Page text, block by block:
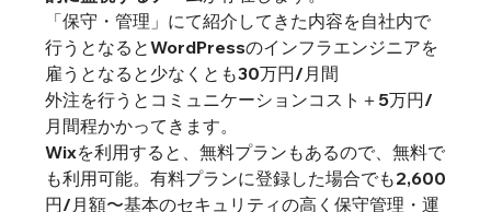
「保守・管理」にて紹介してきた内容を自社内で
行うとなるとWordPressのインフラエンジニアを
雇うとなると少なくとも30万円/月間
外注を行うとコミュニケーションコスト＋5万円/
月間程かかってきます。
Wixを利用すると、無料プランもあるので、無料で
も利用可能。有料プランに登録した場合でも2,600
円/月額〜基本のセキュリティの高く保守管理・運